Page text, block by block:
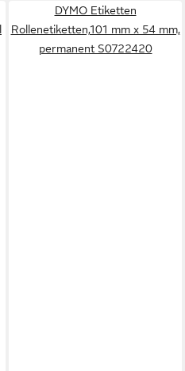
DYMO Etiketten
Rollenetiketten,101 mm x 54 mm,
permanent S0722420